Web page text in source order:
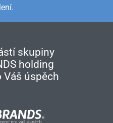
skupiny
holding
Váš úspěch